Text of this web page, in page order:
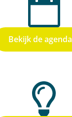
Bekijk de agenda